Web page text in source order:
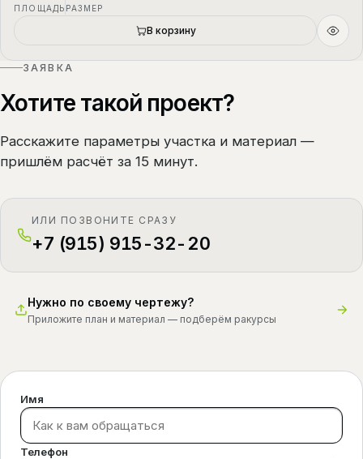
ПЛОЩАДЬ РАЗМЕР
В корзину
ЗАЯВКА
Хотите такой проект?
Расскажите параметры участка и материал —
пришлём расчёт за 15 минут.
ИЛИ ПОЗВОНИТЕ СРАЗУ
+7 (915) 915-32-20
Нужно по своему чертежу?
Приложите план и материал — подберём ракурсы
Имя
Телефон